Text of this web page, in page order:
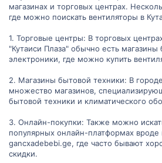
магазинах и торговых центрах.
где можно поискать вентиляторы в
1. Торговые центры: В торговых
"Кутаиси Плаза" обычно есть
электроники, где можно купить
2. Магазины бытовой техники: В
множество магазинов,
бытовой техники и климатического
3. Онлайн-покупки: Также можно
популярных онлайн-платформах вроде
gancxadebebi.ge, где часто бывают
скидки.